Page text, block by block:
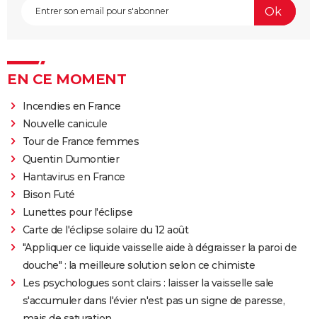
EN CE MOMENT
Incendies en France
Nouvelle canicule
Tour de France femmes
Quentin Dumontier
Hantavirus en France
Bison Futé
Lunettes pour l'éclipse
Carte de l'éclipse solaire du 12 août
"Appliquer ce liquide vaisselle aide à dégraisser la paroi de
douche" : la meilleure solution selon ce chimiste
Les psychologues sont clairs : laisser la vaisselle sale
s'accumuler dans l'évier n'est pas un signe de paresse,